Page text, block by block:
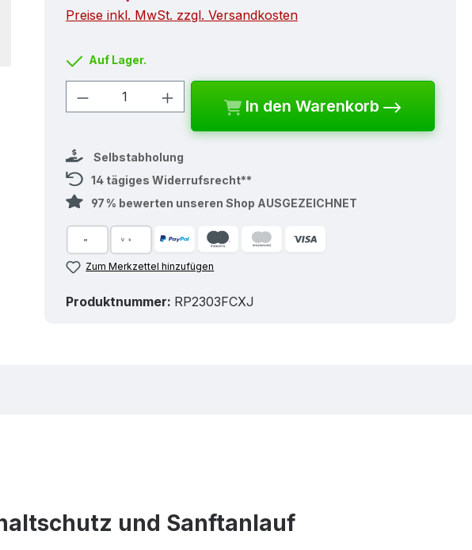
Preise inkl. MwSt. zzgl. Versandkosten
Auf Lager.
Produkt Anzahl: Gib den gewünschten
In den Warenkorb
Selbstabholung
14 tägiges Widerrufsrecht**
97 % bewerten unseren Shop AUSGEZEICHNET
Zum Merkzettel hinzufügen
Produktnummer: RP2303FCXJ
und Sanftanlauf